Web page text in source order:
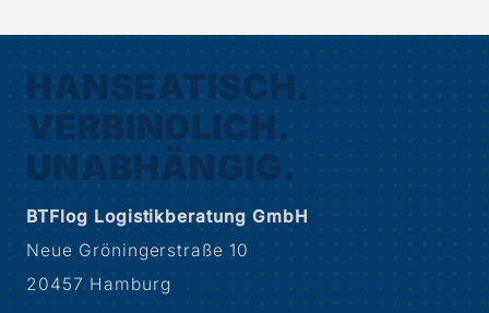
HANSEATISCH.
VERBINDLICH.
UNABHÄNGIG.
BTFlog Logistikberatung GmbH
Neue Gröningerstraße 10
20457 Hamburg